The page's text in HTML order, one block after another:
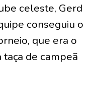
celeste, Gerd
conseguiu o
que era o
de campeã